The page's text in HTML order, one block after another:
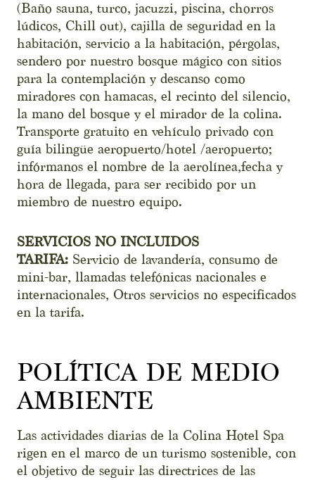
(Baño sauna, turco, jacuzzi, piscina, chorros
lúdicos, Chill out), cajilla de seguridad en la
habitación, servicio a la habitación, pérgolas,
sendero por nuestro bosque mágico con sitios
para la contemplación y descanso como
miradores con hamacas, el recinto del silencio,
la mano del bosque y el mirador de la colina.
Transporte gratuito en vehículo privado con
guía bilingüe aeropuerto/hotel /aeropuerto;
infórmanos el nombre de la aerolínea,fecha y
hora de llegada, para ser recibido por un
miembro de nuestro equipo.
SERVICIOS NO INCLUIDOS
TARIFA: Servicio de lavandería, consumo de
mini-bar, llamadas telefónicas nacionales e
internacionales, Otros servicios no especificados
en la tarifa.
POLÍTICA DE MEDIO
AMBIENTE
Las actividades diarias de la Colina Hotel Spa
rigen en el marco de un turismo sostenible, con
el objetivo de seguir las directrices de las